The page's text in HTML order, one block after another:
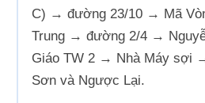
C) → đường 23/10 → Mã
Trung → đường 2/4 →
Giáo TW 2 → Nhà Máy sợi
Sơn và Ngược Lại.